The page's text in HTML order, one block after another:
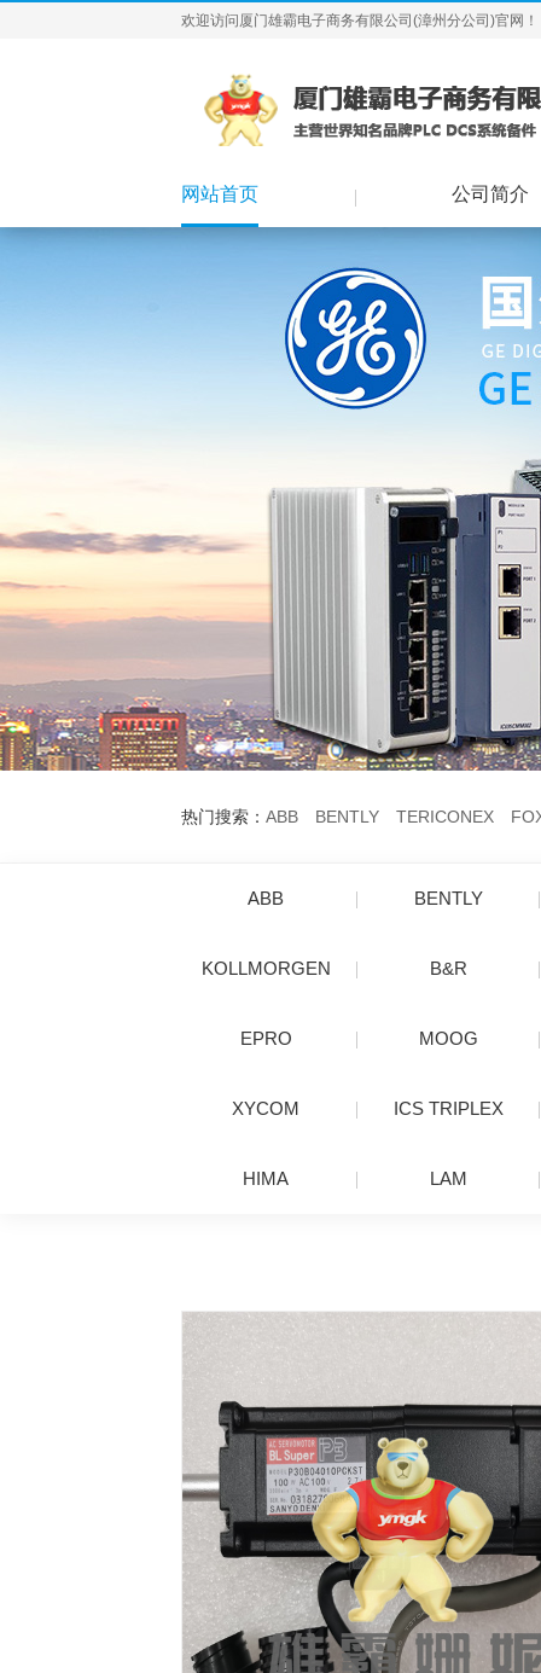
欢迎访问厦门雄霸电子商务有限公司(漳州分公司)官网！
网站首页 公司简介
热门搜索： ABB BENTLY TERICONEX
ABB BENTLY
KOLLMORGEN B&R
EPRO MOOG
XYCOM ICS TRIPLEX
HIMA LAM